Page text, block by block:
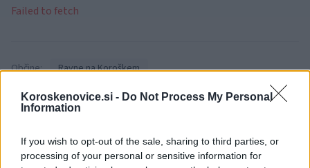
Koroskenovice.si - Do Not Process My Personal
Information
If you wish to opt-out of the sale, sharing to third parties, or
processing of your personal or sensitive information for
Failed to fetch
Občine: Ravne na Koroškem
Kategorije: Obvestila Obvestila
Ključne besede: mineralna voda Rimski vrelec